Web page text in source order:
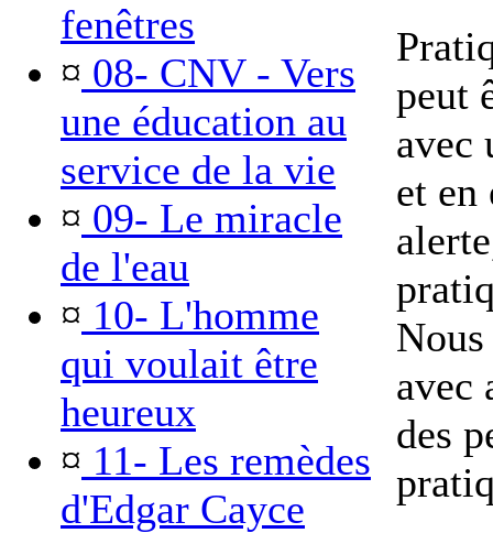
fenêtres
¤ 08- CNV - Vers
une éducation au
service de la vie
¤ 09- Le miracle
de l'eau
¤ 10- L'homme
qui voulait être
heureux
¤ 11- Les remèdes
d'Edgar Cayce
peut
avec
et en
avec
des